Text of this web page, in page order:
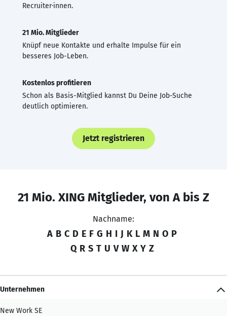
Recruiter·innen.
21 Mio. Mitglieder
Knüpf neue Kontakte und erhalte Impulse für ein
besseres Job-Leben.
Kostenlos profitieren
Schon als Basis-Mitglied kannst Du Deine Job-Suche
deutlich optimieren.
Jetzt registrieren
21 Mio. XING Mitglieder, von A bis Z
Nachname:
A B C D E F G H I J K L M N O P
Q R S T U V W X Y Z
Unternehmen
New Work SE